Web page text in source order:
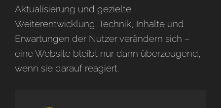
Aktualisierung und gezielte
Weiterentwicklung. Technik, Inhalte und
Erwartungen der Nutzer verändern sich –
eine Website bleibt nur dann überzeugend,
wenn sie darauf reagiert.